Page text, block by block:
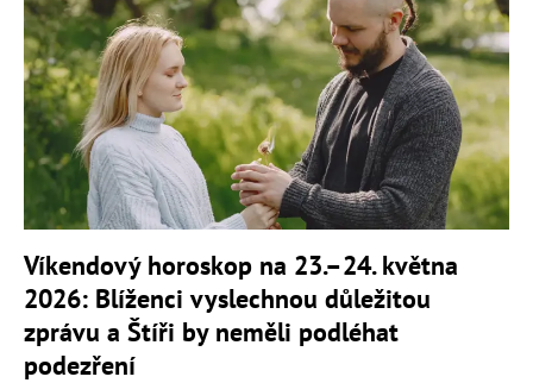
Víkendový horoskop na 23.–24. května
2026: Blíženci vyslechnou důležitou
zprávu a Štíři by neměli podléhat
podezření